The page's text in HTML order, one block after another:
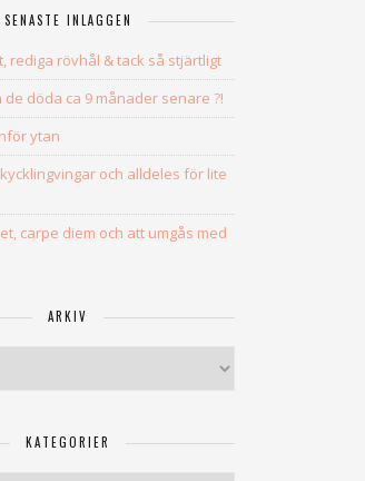
SENASTE INLÄGGEN
rediga rövhål & tack så stjärtligt
döda ca 9 månader senare ?!
ytan
och alldeles för lite
carpe diem och att umgås med
ARKIV
KATEGORIER